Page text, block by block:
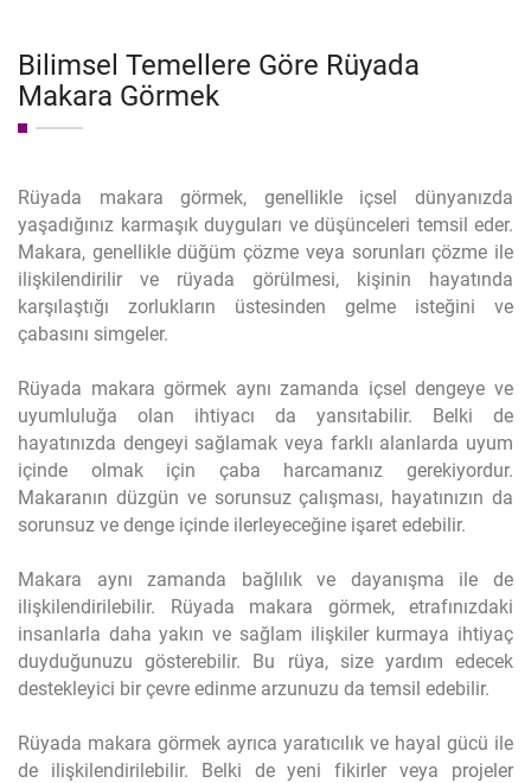
Bilimsel Temellere Göre Rüyada
Makara Görmek
Rüyada makara görmek, genellikle içsel dünyanızda
yaşadığınız karmaşık duyguları ve düşünceleri temsil eder.
Makara, genellikle düğüm çözme veya sorunları çözme ile
ilişkilendirilir ve rüyada görülmesi, kişinin hayatında
karşılaştığı zorlukların üstesinden gelme isteğini ve
çabasını simgeler.
Rüyada makara görmek aynı zamanda içsel dengeye ve
uyumluluğa olan ihtiyacı da yansıtabilir. Belki de
hayatınızda dengeyi sağlamak veya farklı alanlarda uyum
içinde olmak için çaba harcamanız gerekiyordur.
Makaranın düzgün ve sorunsuz çalışması, hayatınızın da
sorunsuz ve denge içinde ilerleyeceğine işaret edebilir.
Makara aynı zamanda bağlılık ve dayanışma ile de
ilişkilendirilebilir. Rüyada makara görmek, etrafınızdaki
insanlarla daha yakın ve sağlam ilişkiler kurmaya ihtiyaç
duyduğunuzu gösterebilir. Bu rüya, size yardım edecek
destekleyici bir çevre edinme arzunuzu da temsil edebilir.
Rüyada makara görmek ayrıca yaratıcılık ve hayal gücü ile
de ilişkilendirilebilir. Belki de yeni fikirler veya projeler